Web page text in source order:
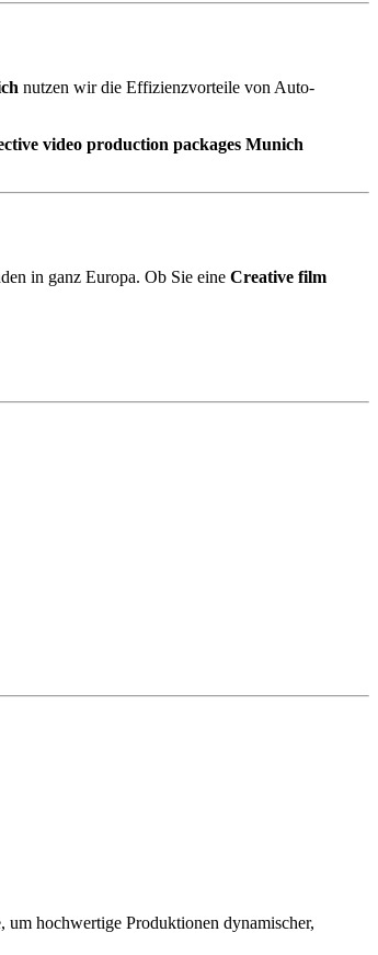
nutzen wir die Effizienzvorteile von Auto-
video production packages Munich
in ganz Europa. Ob Sie eine Creative film
hochwertige Produktionen dynamischer,